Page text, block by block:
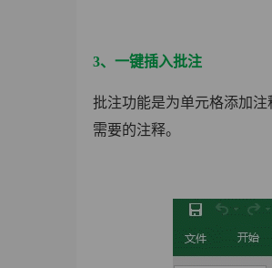
3、一键插入批注
批注功能是为单元格添加
需要的注释。